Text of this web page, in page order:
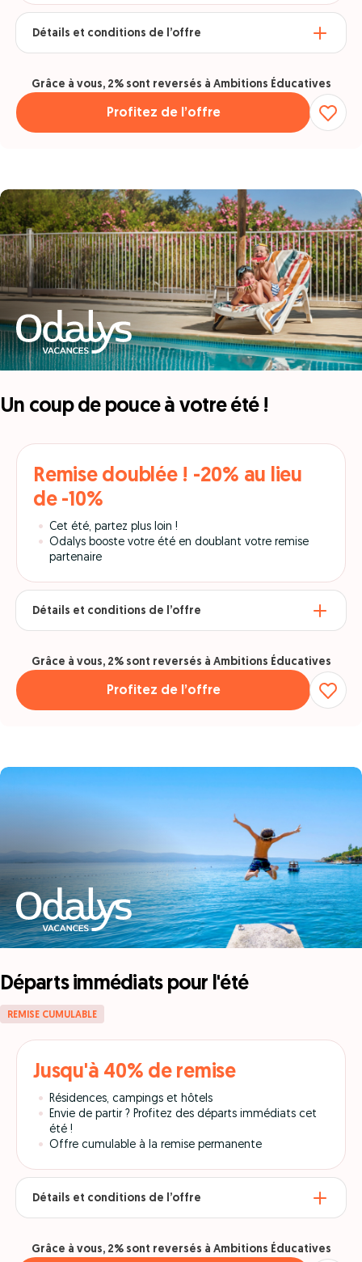
Détails et conditions de l’offre
Profitez de l’offre
Grâce à vous, 2% sont reversés à Ambitions Éducatives
Un coup de pouce à votre été !
Remise doublée ! -20% au lieu
de -10%
Cet été, partez plus loin !
Odalys booste votre été en doublant votre remise
partenaire
Détails et conditions de l’offre
Profitez de l’offre
Grâce à vous, 2% sont reversés à Ambitions Éducatives
Départs immédiats pour l'été
REMISE CUMULABLE
Jusqu'à 40% de remise
Résidences, campings et hôtels
Envie de partir ? Profitez des départs immédiats cet
été !
Offre cumulable à la remise permanente
Détails et conditions de l’offre
Grâce à vous, 2% sont reversés à Ambitions Éducatives